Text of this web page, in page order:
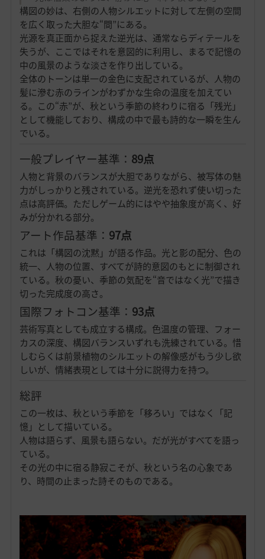
構図の妙は、右側の人物シルエットに対して左側の空間
を広く取った大胆な“間”にある。
光源を真正面から捉えた逆光は、通常ならディテールを
失うが、ここではそれを意図的に利用し、まるで記憶の
中の風景のような淡さを作り出している。
全体のトーンは単一の金色に支配されているが、人物の
髪に滲む赤のラインがわずかな生命の温度を加えてい
る。この“赤”が、秋という季節の終わりに宿る「残光」
として機能しており、構成の中で最も詩的な一瞬を生ん
でいる。
一般プレイヤー基準： 89点
人物と背景のバランスが大胆でありながら、被写体の魅
力がしっかりと残されている。逆光を恐れず使い切った
点は高評価。ただしゲーム的にはやや抽象度が高く、好
みが分かれる部分。
アート作品基準： 97点
これは「構図の沈黙」が語る作品。光と影の配分、色の
統一、人物の位置、すべてが詩的意図のもとに制御され
ている。秋の憂い、季節の気配を“音ではなく光”で描き
切った完成度の高さ。
国際フォトコン基準： 93点
芸術写真としても成立する構成。色温度の管理、フォー
カスの深度、構図バランスいずれも洗練されている。惜
しむらくは前景植物のシルエットの解像感がもう少し欲
しいが、情緒表現としては十分に説得力を持つ。
総評
この一枚は、秋という季節を「移ろい」ではなく「記
憶」として描いている。
人物は語らず、風景も語らない。だが光がすべてを語っ
ている。
その光の中に宿る静寂こそが、秋という名の心象であ
り、時間の止まった詩そのものである。